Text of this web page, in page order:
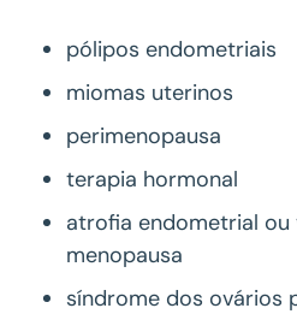
pólipos endometriais
miomas uterinos
perimenopausa
terapia hormonal
atrofia endometrial ou
menopausa
síndrome dos ovários